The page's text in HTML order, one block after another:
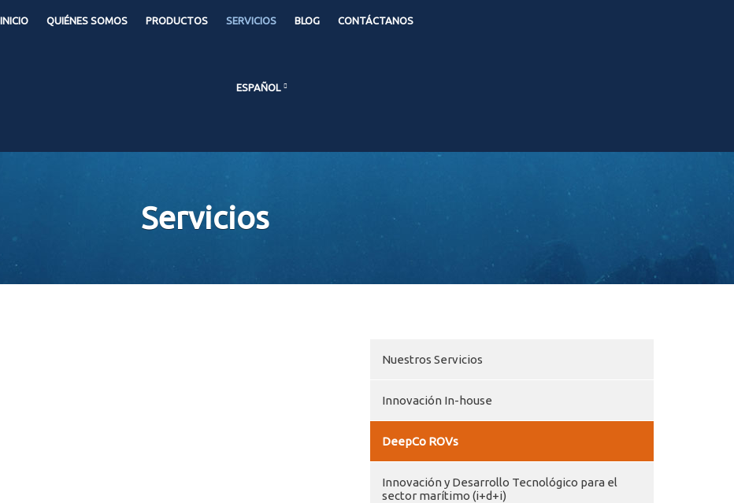
INICIO QUIÉNES SOMOS PRODUCTOS SERVICIOS BLOG CONTÁCTANOS
ESPAÑOL
Servicios
Nuestros Servicios
Innovación In-house
DeepCo ROVs
Innovación y Desarrollo Tecnológico para el
sector marítimo (i+d+i)